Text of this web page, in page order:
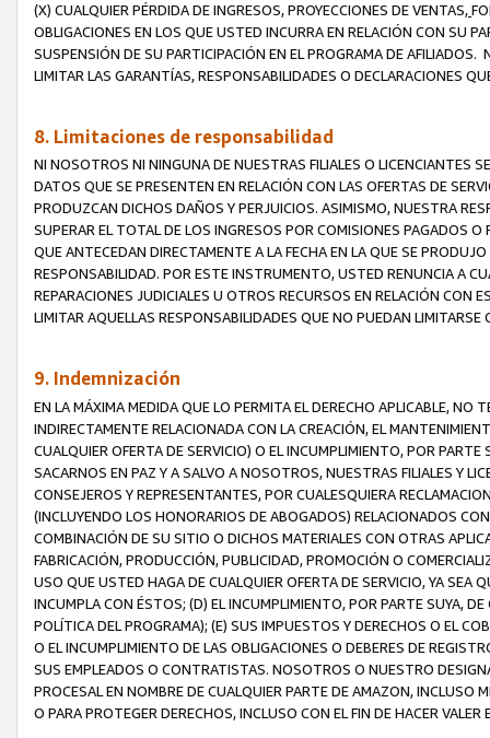
(X) CUALQUIER PÉRDIDA DE INGRESOS, PROYECCIONES DE VENTAS,
OBLIGACIONES EN LOS QUE USTED INCURRA EN RELACIÓN CON SU
SUSPENSIÓN DE SU PARTICIPACIÓN EN EL PROGRAMA DE
LIMITAR LAS GARANTÍAS, RESPONSABILIDADES O DECLARACIONES
8. Limitaciones de responsabilidad
NI NOSOTROS NI NINGUNA DE NUESTRAS FILIALES O LICENCIANTES
DATOS QUE SE PRESENTEN EN RELACIÓN CON LAS OFERTAS DE
PRODUZCAN DICHOS DAÑOS Y PERJUICIOS. ASIMISMO, NUESTRA
SUPERAR EL TOTAL DE LOS INGRESOS POR COMISIONES PAGADOS
QUE ANTECEDAN DIRECTAMENTE A LA FECHA EN LA QUE SE
RESPONSABILIDAD. POR ESTE INSTRUMENTO, USTED RENUNCIA A
REPARACIONES JUDICIALES U OTROS RECURSOS EN RELACIÓN CON
LIMITAR AQUELLAS RESPONSABILIDADES QUE NO PUEDAN LIMITARSE
9. Indemnización
EN LA MÁXIMA MEDIDA QUE LO PERMITA EL DERECHO APLICABLE,
INDIRECTAMENTE RELACIONADA CON LA CREACIÓN, EL
CUALQUIER OFERTA DE SERVICIO) O EL INCUMPLIMIENTO, POR
SACARNOS EN PAZ Y A SALVO A NOSOTROS, NUESTRAS FILIALES Y
CONSEJEROS Y REPRESENTANTES, POR CUALESQUIERA
(INCLUYENDO LOS HONORARIOS DE ABOGADOS) RELACIONADOS
COMBINACIÓN DE SU SITIO O DICHOS MATERIALES CON OTRAS
FABRICACIÓN, PRODUCCIÓN, PUBLICIDAD, PROMOCIÓN O
USO QUE USTED HAGA DE CUALQUIER OFERTA DE SERVICIO, YA SEA
INCUMPLA CON ÉSTOS; (D) EL INCUMPLIMIENTO, POR PARTE SUYA,
POLÍTICA DEL PROGRAMA); (E) SUS IMPUESTOS Y DERECHOS O EL
O EL INCUMPLIMIENTO DE LAS OBLIGACIONES O DEBERES DE
SUS EMPLEADOS O CONTRATISTAS. NOSOTROS O NUESTRO
PROCESAL EN NOMBRE DE CUALQUIER PARTE DE AMAZON, INCLUSO
O PARA PROTEGER DERECHOS, INCLUSO CON EL FIN DE HACER VALER